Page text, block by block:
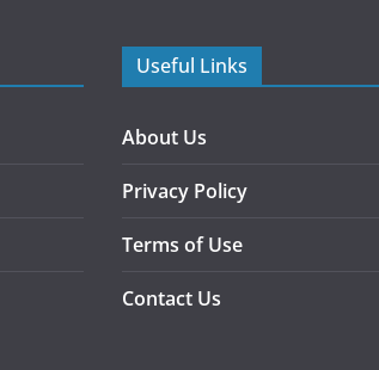
Useful Links
About Us
Privacy Policy
Terms of Use
Contact Us